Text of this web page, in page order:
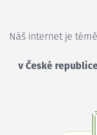
Náš internet je
v České